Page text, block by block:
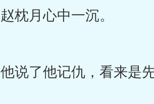
枕月心中一沉。
说了他记仇，看来是先